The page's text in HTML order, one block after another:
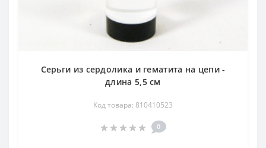
Серьги из сердолика и гематита на цепи -
длина 5,5 см
Код товара: 810410523
0